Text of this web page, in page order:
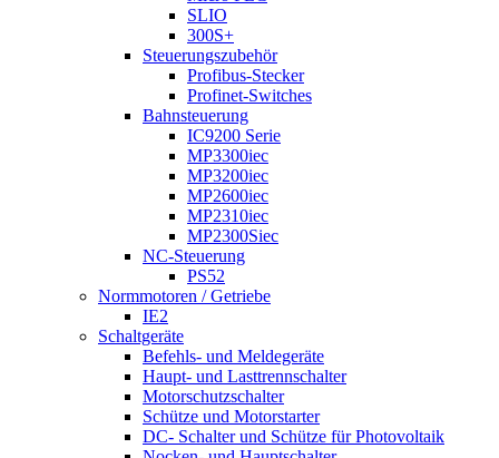
SLIO
300S+
Steuerungszubehör
Profibus-Stecker
Profinet-Switches
Bahnsteuerung
IC9200 Serie
MP3300iec
MP3200iec
MP2600iec
MP2310iec
MP2300Siec
NC-Steuerung
PS52
Normmotoren / Getriebe
IE2
Schaltgeräte
Befehls- und Meldegeräte
Haupt- und Lasttrennschalter
Motorschutzschalter
Schütze und Motorstarter
DC- Schalter und Schütze für Photovoltaik